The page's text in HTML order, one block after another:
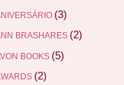
(3)
BRASHARES (2)
BOOKS (5)
(2)